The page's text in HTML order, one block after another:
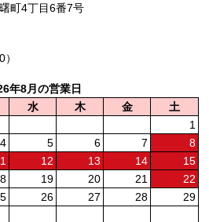
町4丁目6番7号
年8月の営業日
水 木 金
土
1
4 5 6 7
8
12 13 14
15
19 20 21
22
26 27 28
29